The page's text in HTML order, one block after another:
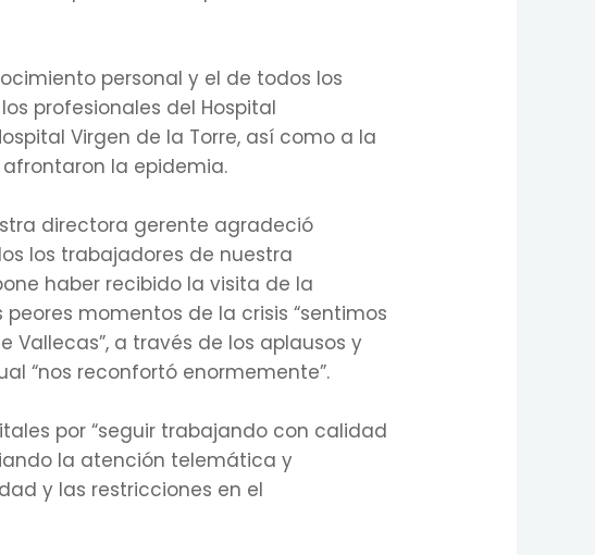
personal y el de todos los
profesionales del Hospital
Virgen de la Torre, así como a la
afrontaron la epidemia.
directora gerente agradeció
los trabajadores de nuestra
haber recibido la visita de la
momentos de la crisis “sentimos
a través de los aplausos y
“nos reconfortó enormemente”.
por “seguir trabajando con calidad
la atención telemática y
y las restricciones en el